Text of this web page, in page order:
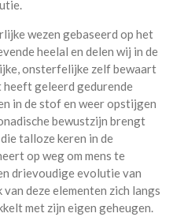
wezen gebaseerd op het
heelal en delen wij in de
onsterfelijke zelf bewaart
heeft geleerd gedurende
in de stof en weer opstijgen
bewustzijn brengt
talloze keren in de
op weg om mens te
drievoudige evolutie van
deze elementen zich langs
met zijn eigen geheugen.